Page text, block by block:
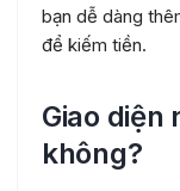
bạn dễ dàng
để kiếm tiền.
Giao diện
không?